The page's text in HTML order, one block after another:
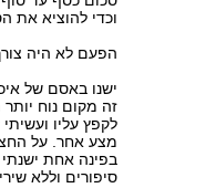
וכדי להוציא את
הפעם לא היה
ישנו באסם של
זה מקום נוח
לקפץ עליו
מצע אחר. על
בפינה אחת
סיפורים וללא